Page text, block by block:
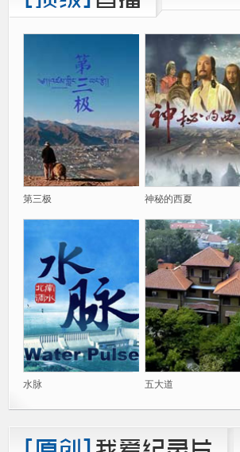
第三极 神秘的西夏
水脉 五大道